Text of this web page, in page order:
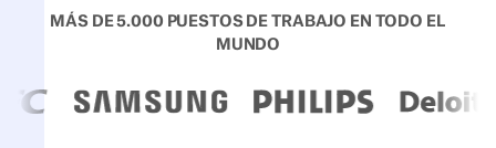
MÁS DE 5.000 PUESTOS DE TRABAJO EN TODO EL
MUNDO